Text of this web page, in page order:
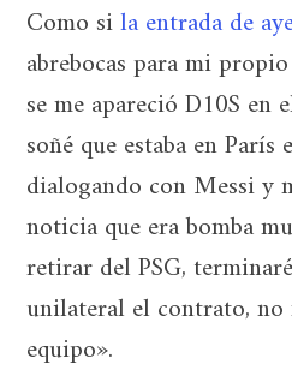
Como sila entrada de
abrebocas para mi
se me apareció D10S en
soñé que estaba en
dialogando con Messi y
noticia que era bomba
retirar del PSG,
unilateral el contrato, no
equipo».